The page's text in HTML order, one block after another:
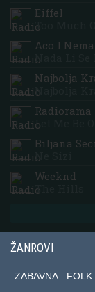
Eiffel
Too Much
Aco I
Nada Li
Najbolja
Najbolja
Radiorama
Let Me Be
Biljana
Ne Sizi
Weeknd
The Hills
ŽANROVI
ZABAVNA FOLK